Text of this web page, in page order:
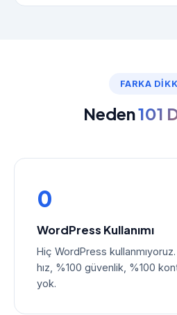
FARKA
Neden101
0
WordPress Kullanımı
Hiç WordPress
hız, %100 güvenlik, %100
yok.